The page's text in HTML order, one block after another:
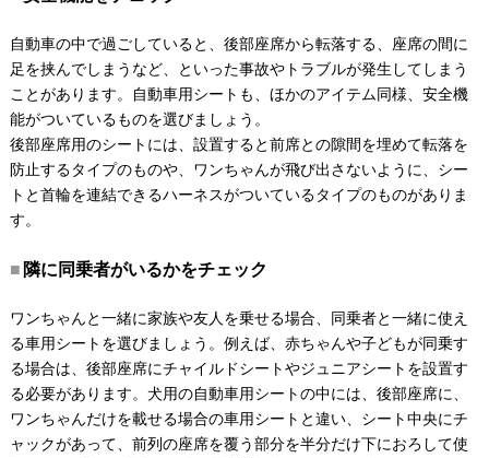
自動車の中で過ごしていると、後部座席から転落する、座席の間に
足を挟んでしまうなど、といった事故やトラブルが発生してしまう
ことがあります。自動車用シートも、ほかのアイテム同様、安全機
能がついているものを選びましょう。
後部座席用のシートには、設置すると前席との隙間を埋めて転落を
防止するタイプのものや、ワンちゃんが飛び出さないように、シー
トと首輪を連結できるハーネスがついているタイプのものがありま
す。
隣に同乗者がいるかをチェック
ワンちゃんと一緒に家族や友人を乗せる場合、同乗者と一緒に使え
る車用シートを選びましょう。例えば、赤ちゃんや子どもが同乗す
る場合は、後部座席にチャイルドシートやジュニアシートを設置す
る必要があります。犬用の自動車用シートの中には、後部座席に、
ワンちゃんだけを載せる場合の車用シートと違い、シート中央にチ
ャックがあって、前列の座席を覆う部分を半分だけ下におろして使